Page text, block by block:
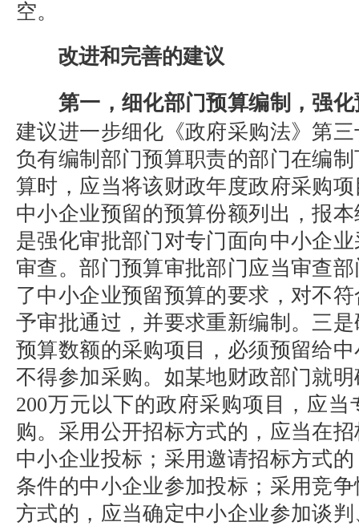
空。
改进和完善的建议
第一，细化部门预算编制，强
建议进一步细化《政府采购法》第
负有编制部门预算职责的部门在编
算时，应当将该财政年度政府采购
中小企业预留的预算份额列出，报
是强化审批部门对专门面向中小企
审查。部门预算审批部门应当审查
了中小企业预留预算的要求，对不
予审批通过，并要求重新编制。三
预算数额的采购项目，必须预留给
不得参加采购。如某地财政部门就
200万元以下的政府采购项目，应当
购。采用公开招标方式的，应当在
中小企业投标；采用邀请招标方式
条件的中小企业参加投标；采用竞
方式的，应当确定中小企业参加谈